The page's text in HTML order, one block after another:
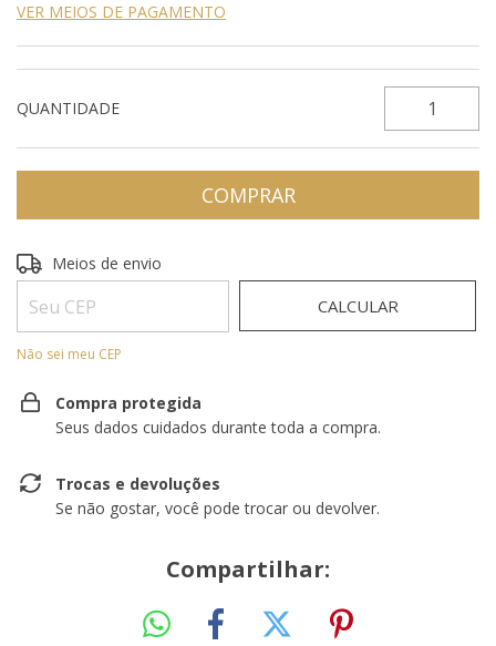
VER MEIOS DE PAGAMENTO
QUANTIDADE
Entregas para o CEP:
Meios de envio
CALCULAR
Não sei meu CEP
Compra protegida
Seus dados cuidados durante toda a compra.
Trocas e devoluções
Se não gostar, você pode trocar ou devolver.
Compartilhar: